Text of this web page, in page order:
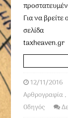
Για να
σελίδα
taxheaven.gr
12/11/2016
Αρθρογραφία,
Οδηγός